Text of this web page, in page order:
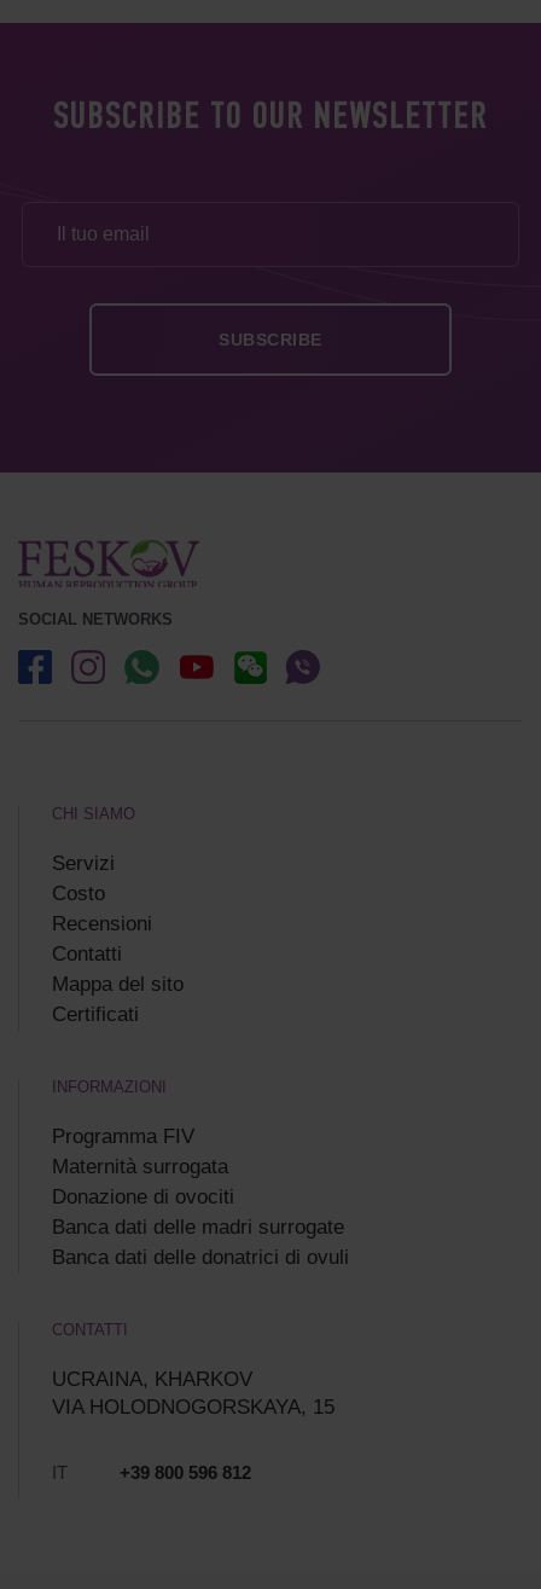
SUBSCRIBE TO OUR NEWSLETTER
SOCIAL NETWORKS
CHI SIAMO
Servizi
Costo
Recensioni
Сontatti
Mappa del sito
Certificati
INFORMAZIONI
Programma FIV
Maternità surrogata
Donazione di ovociti
Banca dati delle madri surrogate
Banca dati delle donatrici di ovuli
CONTATTI
UCRAINA, KHARKOV
VIA HOLODNOGORSKAYA, 15
IT +39 800 596 812